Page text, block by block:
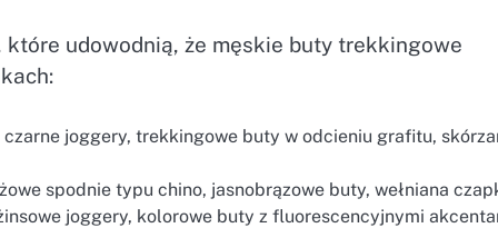
udowodnią, że męskie buty trekkingowe
joggery, trekkingowe buty w odcieniu grafitu,
spodnie typu chino, jasnobrązowe buty, wełniana
joggery, kolorowe buty z fluorescencyjnymi